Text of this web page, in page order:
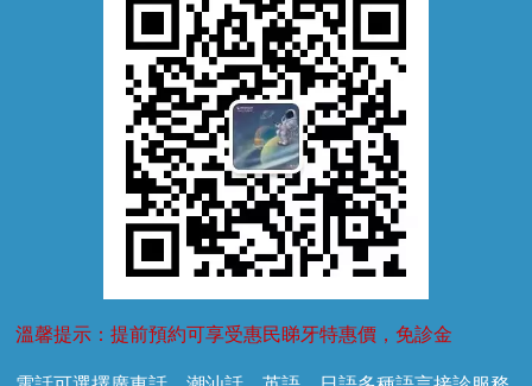
溫馨提示：提前預約可享受惠民睇牙特惠價，免診金